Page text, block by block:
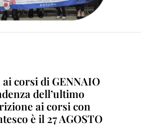
corsi di GENNAIO
dell’ultimo
ai corsi con
è il 27 AGOSTO